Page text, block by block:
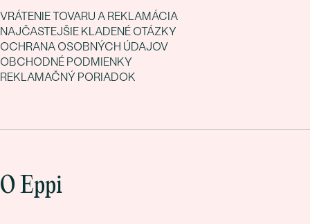
VRÁTENIE TOVARU A REKLAMÁCIA
NAJČASTEJŠIE KLADENÉ OTÁZKY
OCHRANA OSOBNÝCH ÚDAJOV
OBCHODNÉ PODMIENKY
REKLAMAČNÝ PORIADOK
O Eppi